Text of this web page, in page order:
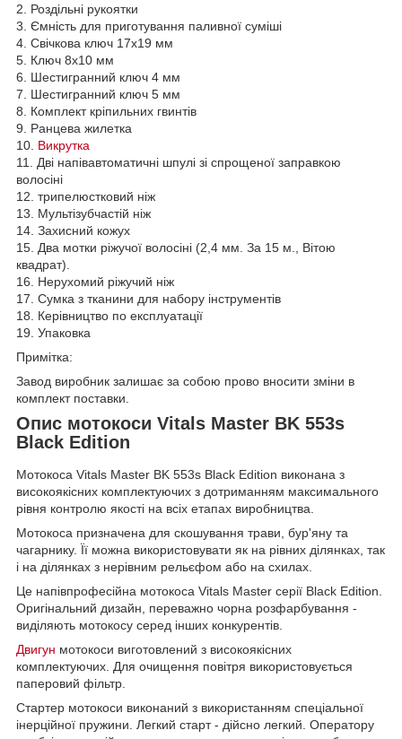
2. Роздільні рукоятки
3. Ємність для приготування паливної суміші
4. Свічкова ключ 17х19 мм
5. Ключ 8х10 мм
6. Шестигранний ключ 4 мм
7. Шестигранний ключ 5 мм
8. Комплект кріпильних гвинтів
9. Ранцева жилетка
10. Викрутка
11. Дві напівавтоматичні шпулі зі спрощеної заправкою
волосіні
12. трипелюстковий ніж
13. Мультізубчастій ніж
14. Захисний кожух
15. Два мотки ріжучої волосіні (2,4 мм. За 15 м., Вітою
квадрат).
16. Нерухомий ріжучий ніж
17. Сумка з тканини для набору інструментів
18. Керівництво по експлуатації
19. Упаковка
Примітка:
Завод виробник залишає за собою прово вносити зміни в
комплект поставки.
Опис мотокоси Vitals Master BK 553s
Black Edition
Мотокоса Vitals Master BK 553s Black Edition виконана з
високоякісних комплектуючих з дотриманням максимального
рівня контролю якості на всіх етапах виробництва.
Мотокоса призначена для скошування трави, бур'яну та
чагарнику. Її можна використовувати як на рівних ділянках, так
і на ділянках з нерівним рельєфом або на схилах.
Це напівпрофесійна мотокоса Vitals Master серії Black Edition.
Оригінальний дизайн, переважно чорна розфарбування -
виділяють мотокосу серед інших конкурентів.
Двигун мотокоси виготовлений з високоякісних
комплектуючих. Для очищення повітря використовується
паперовий фільтр.
Стартер мотокоси виконаний з використанням спеціальної
інерційної пружини. Легкий старт - дійсно легкий. Оператору